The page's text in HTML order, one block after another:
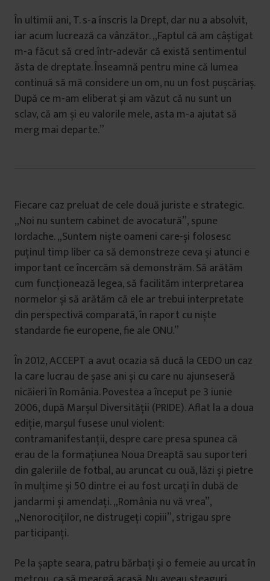
În ultimii ani, T. s-a înscris la Drept, dar nu a absolvit,
iar acum lucrează ca vânzător. „Faptul că am câștigat
m-a făcut să cred într-adevăr că există sentimentul
ăsta de dreptate. Înseamnă pentru mine că lumea
continuă să mă considere un om, nu un fost pușcăriaș.
După ce m-am eliberat și am văzut că nu sunt un
sclav, că am și eu valorile mele, asta m-a ajutat să
merg mai departe.”
Fiecare caz preluat de cele două juriste e strategic.
„Noi nu suntem cabinet de avocatură”, spune
Iordache. „Suntem niște oameni care-și folosesc
puținul timp liber ca să demonstreze ceva și atunci e
important ce încercăm să demonstrăm. Să arătăm
cum funcționează legea, să facilităm interpretarea
normelor și să arătăm că ele ar trebui interpretate
din perspectivă comparată, în raport cu niște
standarde fie europene, fie ale ONU.”
În 2012, ACCEPT a avut ocazia să ducă la CEDO un caz
la care lucrau de șase ani și cu care nu ajunseseră
nicăieri în România. Povestea a început pe 3 iunie
2006, după Marșul Diversității (PRIDE). Aflat la a doua
ediție, marșul fusese unul violent:
contramanifestanții, despre care presa spunea că
erau de la formațiunea Noua Dreaptă sau suporteri
din galeriile de fotbal, au aruncat cu ouă, lăzi și pietre
în mulțime și 50 dintre ei au fost urcați în dubă de
jandarmi și amendați. „România nu vă vrea”,
„Nenorociților, ne distrugeți copiii”, strigau spre
participanți.
Pe la șapte seara, patru bărbați și o femeie au urcat în